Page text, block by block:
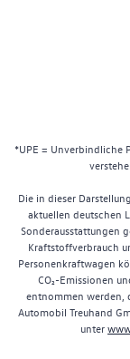
*UPE = Unverbindliche
Die in dieser
aktuellen deutschen
Sonderausstattungen
Kraftstoffverbrauch
Personenkraftwagen
CO₂-Emissionen
entnommen werden,
Automobil Treuhand
unter